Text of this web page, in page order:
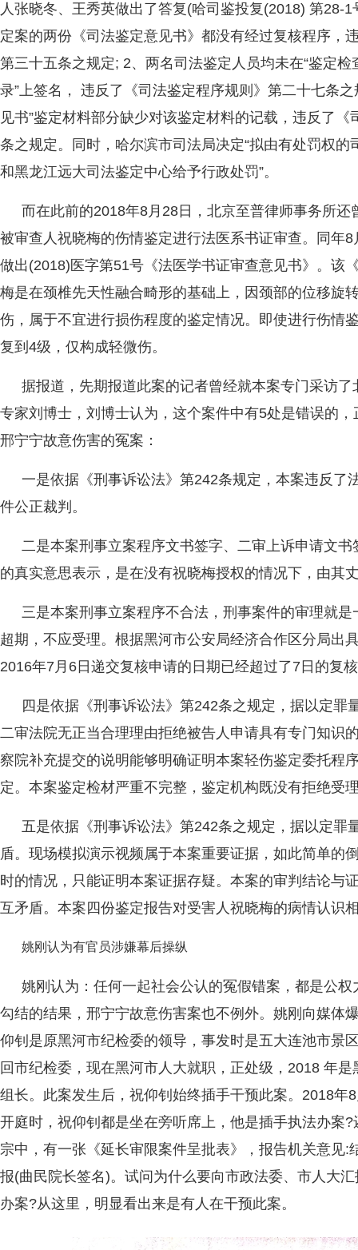
人张晓冬、王秀英做出了答复(哈司鉴投复(2018) 第28-
定案的两份《司法鉴定意见书》都没有经过复核程序，
第三十五条之规定; 2、两名司法鉴定人员均未在“鉴定检
录”上签名， 违反了《司法鉴定程序规则》第二十七条
见书”鉴定材料部分缺少对该鉴定材料的记载，违反了
条之规定。同时，哈尔滨市司法局决定“拟由有处罚权
和黑龙江远大司法鉴定中心给予行政处罚”。
而在此前的2018年8月28日，北京至普律师事务所还
被审查人祝晓梅的伤情鉴定进行法医系书证审查。同年
做出(2018)医字第51号《法医学书证审查意见书》。该
梅是在颈椎先天性融合畸形的基础上，因颈部的位移旋
伤，属于不宜进行损伤程度的鉴定情况。即使进行伤情
复到4级，仅构成轻微伤。
据报道，先期报道此案的记者曾经就本案专门采访
专家刘博士，刘博士认为，这个案件中有5处是错误的
邢宁宁故意伤害的冤案：
一是依据《刑事诉讼法》第242条规定，本案违反了
件公正裁判。
二是本案刑事立案程序文书签字、二审上诉申请文
的真实意思表示，是在没有祝晓梅授权的情况下，由其
三是本案刑事立案程序不合法，刑事案件的审理就
超期，不应受理。根据黑河市公安局经济合作区分局出
2016年7月6日递交复核申请的日期已经超过了7日的复
四是依据《刑事诉讼法》第242条之规定，据以定罪
二审法院无正当合理理由拒绝被告人申请具有专门知识
察院补充提交的说明能够明确证明本案轻伤鉴定委托程
定。本案鉴定检材严重不完整，鉴定机构既没有拒绝受
五是依据《刑事诉讼法》第242条之规定，据以定罪
盾。现场模拟演示视频属于本案重要证据，如此简单的
时的情况，只能证明本案证据存疑。本案的审判结论与
互矛盾。本案四份鉴定报告对受害人祝晓梅的病情认识
姚刚认为有官员涉嫌幕后操纵
姚刚认为：任何一起社会公认的冤假错案，都是公
勾结的结果，邢宁宁故意伤害案也不例外。姚刚向媒体
仰钊是原黑河市纪检委的领导，事发时是五大连池市景
回市纪检委，现在黑河市人大就职，正处级，2018 年
组长。此案发生后，祝仰钊始终插手干预此案。2018年
开庭时，祝仰钊都是坐在旁听席上，他是插手执法办案
宗中，有一张《延长审限案件呈批表》，报告机关意见:
报(曲民院长签名)。试问为什么要向市政法委、市人大
办案?从这里，明显看出来是有人在干预此案。